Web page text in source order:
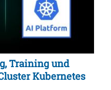
Training und
Kubernetes